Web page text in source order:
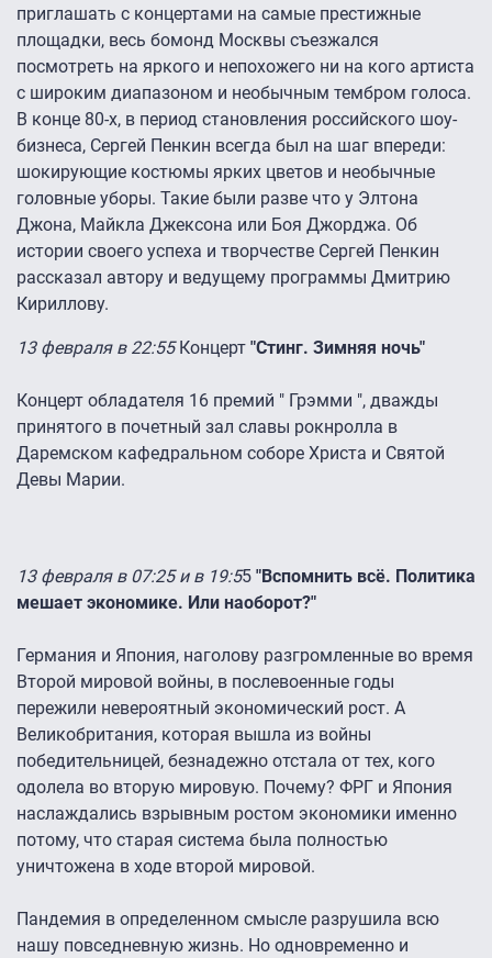
приглашать с концертами на самые престижные
площадки, весь бомонд Москвы съезжался
посмотреть на яркого и непохожего ни на кого артиста
с широким диапазоном и необычным тембром голоса.
В конце 80-х, в период становления российского шоу-
бизнеса, Сергей Пенкин всегда был на шаг впереди:
шокирующие костюмы ярких цветов и необычные
головные уборы. Такие были разве что у Элтона
Джона, Майкла Джексона или Боя Джорджа. Об
истории своего успеха и творчестве Сергей Пенкин
рассказал автору и ведущему программы Дмитрию
Кириллову.
13 февраля в 22:55Концерт "Стинг. Зимняя ночь"
Концерт обладателя 16 премий " Грэмми ", дважды
принятого в почетный зал славы рокнролла в
Даремском кафедральном соборе Христа и Святой
Девы Марии.
13 февраля в 07:25 и в 19:55 "Вспомнить всё. Политика
мешает экономике. Или наоборот?"
Германия и Япония, наголову разгромленные во время
Второй мировой войны, в послевоенные годы
пережили невероятный экономический рост. А
Великобритания, которая вышла из войны
победительницей, безнадежно отстала от тех, кого
одолела во вторую мировую. Почему? ФРГ и Япония
наслаждались взрывным ростом экономики именно
потому, что старая система была полностью
уничтожена в ходе второй мировой.
Пандемия в определенном смысле разрушила всю
нашу повседневную жизнь. Но одновременно и